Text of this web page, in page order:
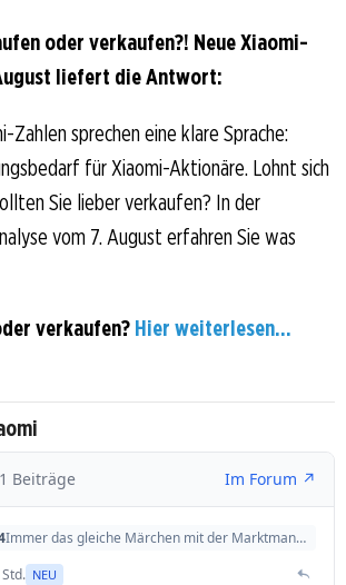
oder verkaufen?! Neue Xiaomi-
liefert die Antwort:
Zahlen sprechen eine klare Sprache:
für Xiaomi-Aktionäre. Lohnt sich
Sie lieber verkaufen? In der
vom 7. August erfahren Sie was
verkaufen? Hier weiterlesen...